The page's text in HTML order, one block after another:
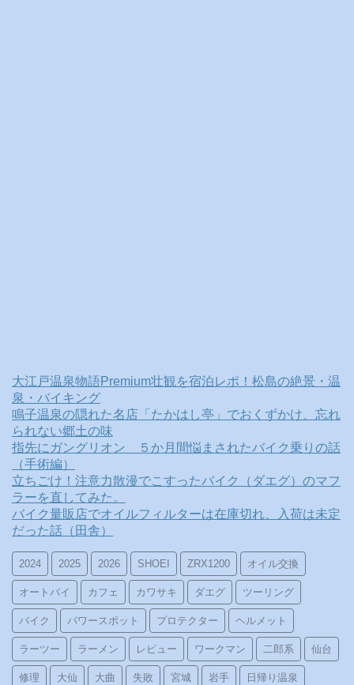
大江戸温泉物語Premium壮観を宿泊レポ！松島の絶景・温
泉・バイキング
鳴子温泉の隠れた名店「たかはし亭」でおくずかけ、忘れ
られない郷土の味
指先にガングリオン ５か月間悩まされたバイク乗りの話
（手術編）
立ちごけ！注意力散漫でこすったバイク（ダエグ）のマフ
ラーを直してみた。
バイク量販店でオイルフィルターは在庫切れ、入荷は未定
だった話（田舎）
2024 2025 2026 SHOEI ZRX1200 オイル交換
オートバイ カフェ カワサキ ダエグ ツーリング
バイク パワースポット プロテクター ヘルメット
ラーツー ラーメン レビュー ワークマン 二郎系 仙台
修理 大仙 大曲 失敗 宮城 岩手 日帰り温泉